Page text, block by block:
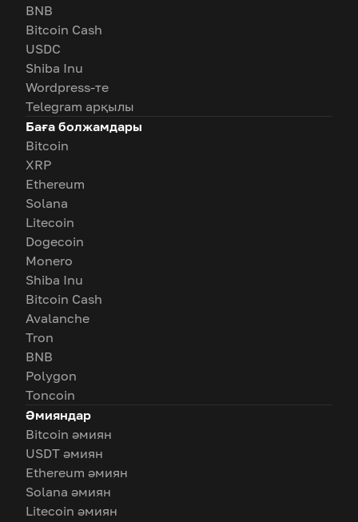
BNB
Bitcoin Cash
USDC
Shiba Inu
Wordpress-те
Telegram арқылы
Баға болжамдары
Bitcoin
XRP
Ethereum
Solana
Litecoin
Dogecoin
Monero
Shiba Inu
Bitcoin Cash
Avalanche
Tron
BNB
Polygon
Toncoin
Әмияндар
Bitcoin әмиян
USDT әмиян
Ethereum әмиян
Solana әмиян
Litecoin әмиян